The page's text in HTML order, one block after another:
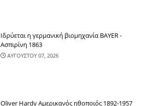
Ιδρύεται η γερμανική βιομηχανία BAYER -
Ασπιρίνη 1863
ΑΥΓΟΥΣΤΟΥ 07, 2026
Oliver Hardy Αμερικανός ηθοποιός 1892-1957